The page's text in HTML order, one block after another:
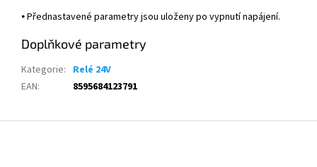
⦁Přednastavené parametry jsou uloženy po vypnutí napájení.
Doplňkové parametry
Kategorie: Relé 24V
EAN: 8595684123791